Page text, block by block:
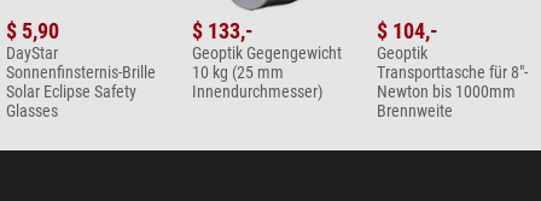
$ 5,90
DayStar
Sonnenfinsternis-Brille
Solar Eclipse Safety
Glasses
$ 133,-
Geoptik Gegengewicht
10 kg (25 mm
Innendurchmesser)
$ 104,-
Geoptik
Transporttasche für 8"-
Newton bis 1000mm
Brennweite